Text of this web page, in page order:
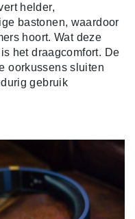
helder,
bastonen, waardoor
hoort.Wat deze
het draagcomfort. De
oorkussens sluiten
gebruik